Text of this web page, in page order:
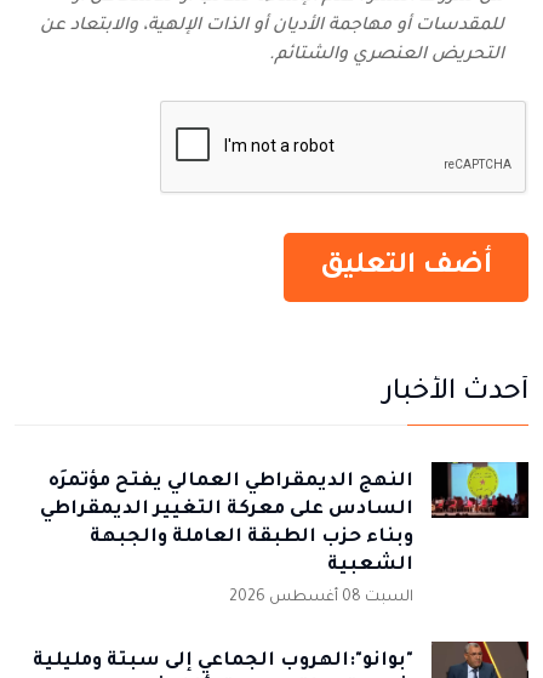
للمقدسات أو مهاجمة الأديان أو الذات الإلهية، والابتعاد عن
التحريض العنصري والشتائم‬.
أحدث الأخبار
النهج الديمقراطي العمالي يفتح مؤتمرَه
السادس على معركة التغيير الديمقراطي
وبناء حزب الطبقة العاملة والجبهة
الشعبية
السبت 08 أغسطس 2026
"بوانو":الهروب الجماعي إلى سبتة ومليلية